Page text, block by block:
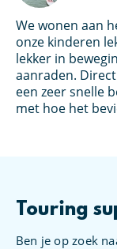
We wonen aan
onze kinderen
lekker in
aanraden.
een zeer snelle
met hoe het
Touring
Ben je op zoek